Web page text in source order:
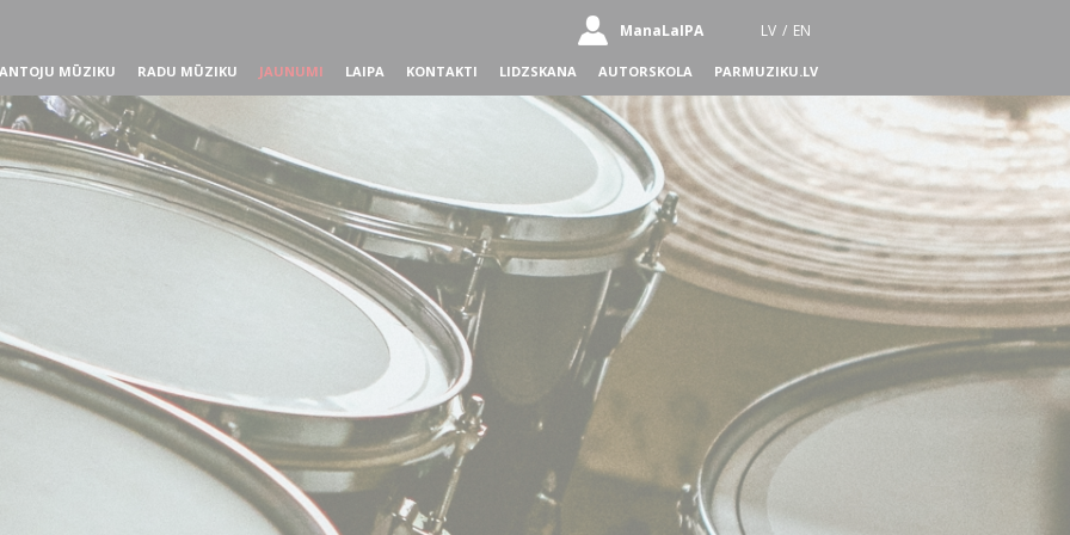
ManaLaIPA LV / EN
MŪZIKU RADU MŪZIKU JAUNUMI LAIPA KONTAKTI LIDZSKANA AUTORSKOLA PARMUZIKU.LV